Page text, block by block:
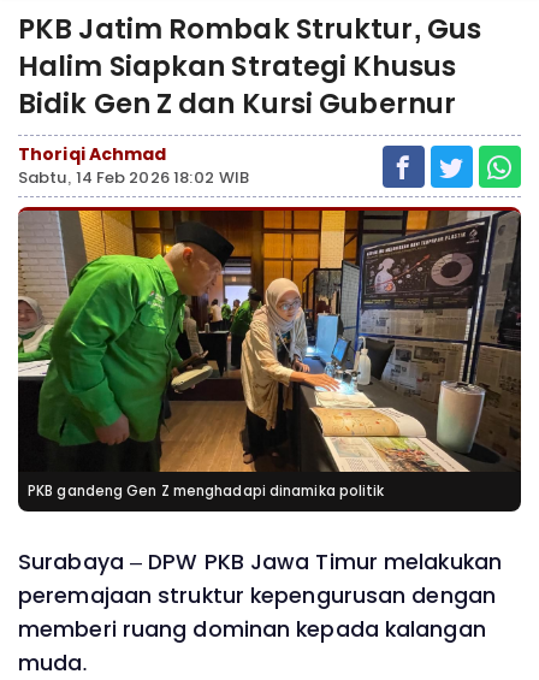
PKB Jatim Rombak Struktur, Gus
Halim Siapkan Strategi Khusus
Bidik Gen Z dan Kursi Gubernur
Thoriqi Achmad
Sabtu, 14 Feb 2026 18:02 WIB
PKB gandeng Gen Z menghadapi dinamika politik
Surabaya – DPW PKB Jawa Timur melakukan
peremajaan struktur kepengurusan dengan
memberi ruang dominan kepada kalangan
muda.